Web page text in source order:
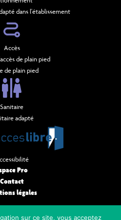
dans l'établissement
Accès
de plain pied
de plain pied
Sanitaire
adapté
Pro
Contact
légales
sur ce site, vous acceptez